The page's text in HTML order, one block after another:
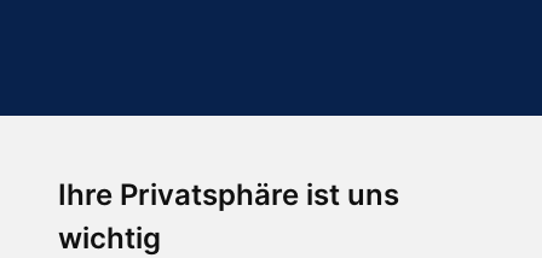
Ihre Privatsphäre ist uns
wichtig
Abonnieren Sie unseren Newsletter